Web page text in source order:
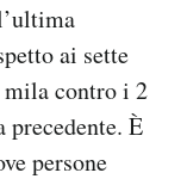
ai sette
contro i 2
È
persone